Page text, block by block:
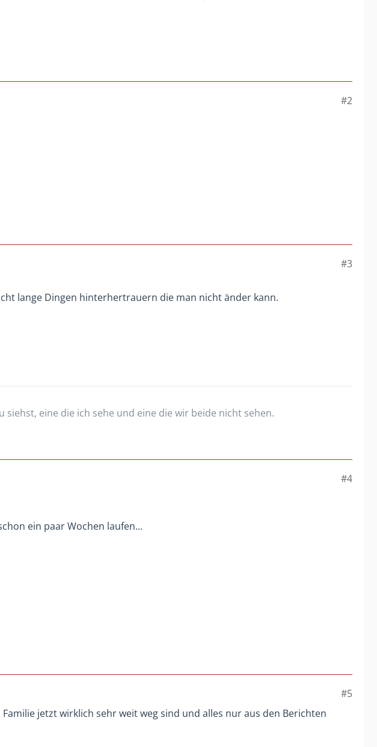
#2
#3
lange Dingen hinterhertrauern die man nicht änder kann.
siehst, eine die ich sehe und eine die wir beide nicht sehen.
#4
ein paar Wochen laufen...
#5
jetzt wirklich sehr weit weg sind und alles nur aus den Berichten